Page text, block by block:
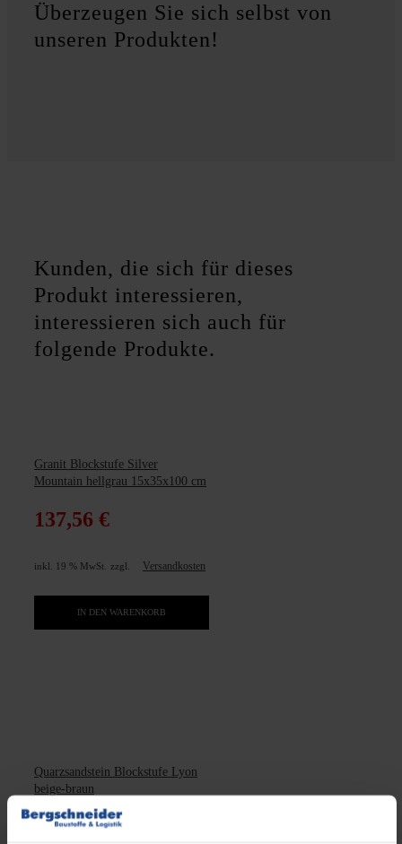
Überzeugen Sie sich selbst von
unseren Produkten!
Kunden, die sich für dieses
Produkt interessieren,
interessieren sich auch für
folgende Produkte.
Granit Blockstufe Silver
Mountain hellgrau 15x35x100 cm
137,56 €
inkl. 19 % MwSt. zzgl. Versandkosten
IN DEN WARENKORB
Quarzsandstein Blockstufe Lyon
beige-braun
82,47€